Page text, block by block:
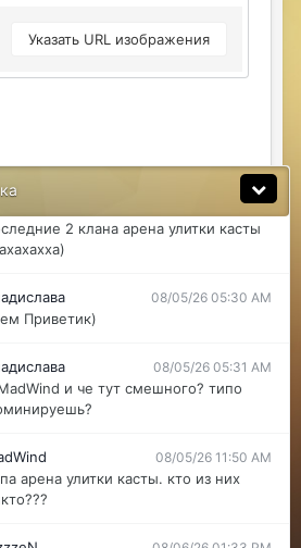
Указать URL изображения08/04/26 11:33 AM
08/04/26 08:56 PM
2 клана арена улитки касты
08/05/26 05:30 AM
Приветик)
08/05/26 05:31 AM
и че тут смешного? типо
08/05/26 11:50 AM
арена улитки касты. кто из них
Powered by Invision Community